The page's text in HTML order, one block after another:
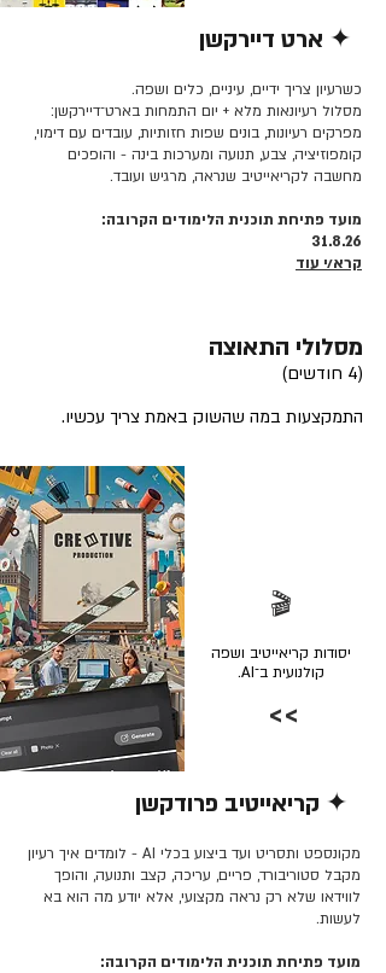
✦ ארט דיירקשן
כשרעיון צריך ידיים, עיניים, כלים ושפה.
מסלול רעיונאות מלא + יום התמחות בארט־דיירקשן:
מפרקים רעיונות, בונים שפות חזותיות, עובדים עם דימוי,
קומפוזיציה, צבע, תנועה ומערכות בינה - והופכים
מחשבה לקריאייטיב שנראה, מרגיש ועובד.
מועד פתיחת תוכנית הלימודים הקרובה:
31.8.26
קרא/י עוד
מסלולי התאוצה
(4 חודשים)
התמקצעות במה שהשוק באמת צריך עכשיו.
🎬
יסודות קריאייטיב ושפה
קולנועית ב־AI.
>>
✦ קריאייטיב פרודקשן
מקונספט ותסריט ועד ביצוע בכלי AI - לומדים איך רעיון
מקבל סטוריבורד, פריים, עריכה, קצב ותנועה, והופך
לווידאו שלא רק נראה מקצועי, אלא יודע מה הוא בא
לעשות.
מועד פתיחת תוכנית הלימודים הקרובה: